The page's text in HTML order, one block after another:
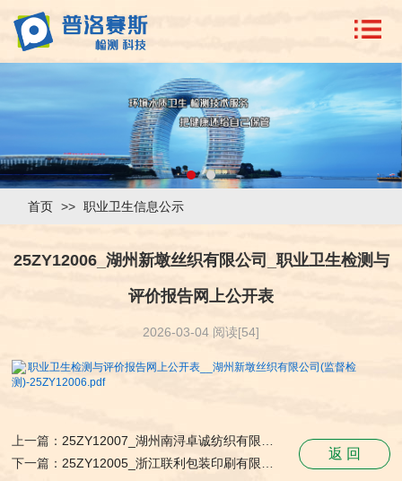
首页 >> 职业卫生信息公示
25ZY12006_湖州新墩丝织有限公司_职业卫生检测与
评价报告网上公开表
2026-03-04 阅读[54]
职业卫生检测与评价报告网上公开表__湖州新墩丝织有限公司(监督检
测)-25ZY12006.pdf
上一篇：25ZY12007_湖州南浔卓诚纺织有限公司_职业卫生检测与评价报告网上公开表
下一篇：25ZY12005_浙江联利包装印刷有限公司_职业卫生检测与评价报告网上公开表
返 回